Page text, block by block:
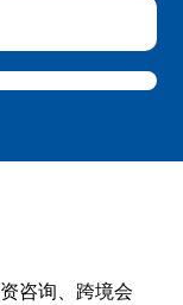
咨询、跨境会